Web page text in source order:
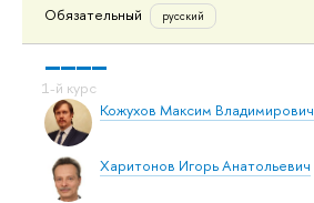
Обязательный
русский
Кожухов Максим Владимирович
Харитонов Игорь Анатольевич